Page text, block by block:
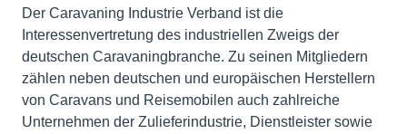
Der Caravaning Industrie Verband ist die
Interessenvertretung des industriellen Zweigs der
deutschen Caravaningbranche. Zu seinen Mitgliedern
zählen neben deutschen und europäischen Herstellern
von Caravans und Reisemobilen auch zahlreiche
Unternehmen der Zulieferindustrie, Dienstleister sowie